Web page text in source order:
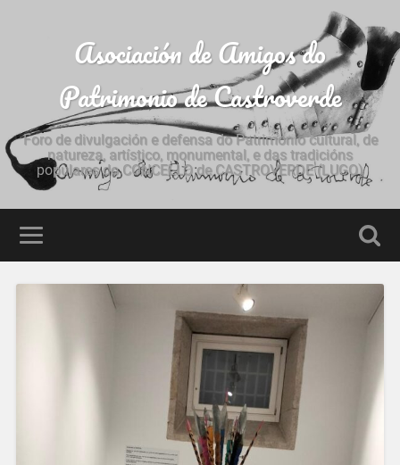
Asociación de Amigos do
Patrimonio de Castroverde
Foro de divulgación e defensa do Patrimonio cultural, de
natureza, artístico, monumental, e das tradicións
populares do CONCELLO de CASTROVERDE (LUGO)